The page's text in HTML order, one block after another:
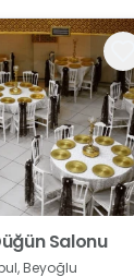
Salonu
Beyoğlu